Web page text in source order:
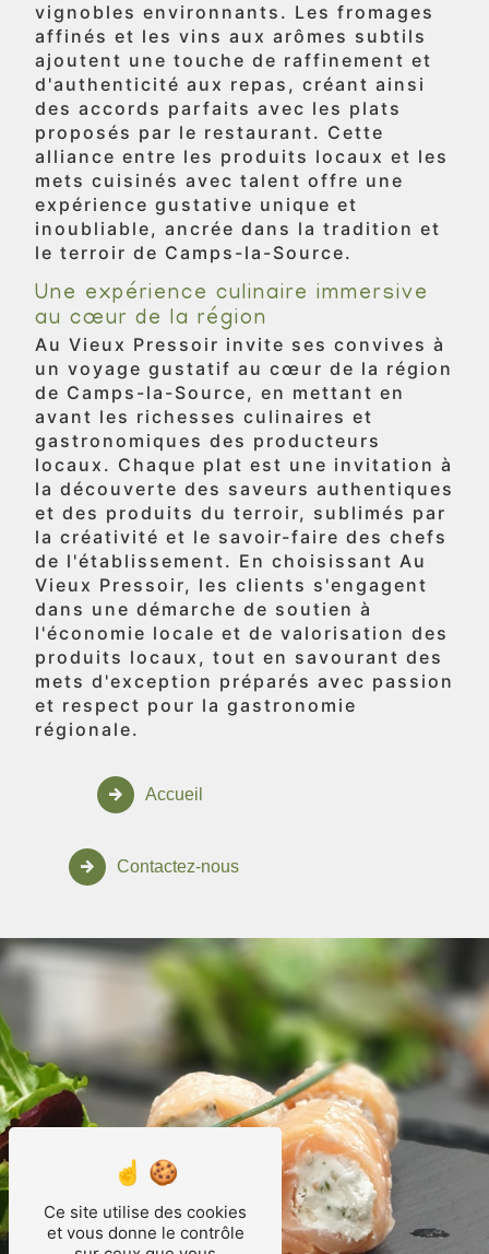
vignobles environnants. Les fromages
affinés et les vins aux arômes subtils
ajoutent une touche de raffinement et
d'authenticité aux repas, créant ainsi
des accords parfaits avec les plats
proposés par le restaurant. Cette
alliance entre les produits locaux et les
mets cuisinés avec talent offre une
expérience gustative unique et
inoubliable, ancrée dans la tradition et
le terroir de Camps-la-Source.
Une expérience culinaire immersive
au cœur de la région
Au Vieux Pressoir invite ses convives à
un voyage gustatif au cœur de la région
de Camps-la-Source, en mettant en
avant les richesses culinaires et
gastronomiques des producteurs
locaux. Chaque plat est une invitation à
la découverte des saveurs authentiques
et des produits du terroir, sublimés par
la créativité et le savoir-faire des chefs
de l'établissement. En choisissant Au
Vieux Pressoir, les clients s'engagent
dans une démarche de soutien à
l'économie locale et de valorisation des
produits locaux, tout en savourant des
mets d'exception préparés avec passion
et respect pour la gastronomie
régionale.
Accueil
Contactez-nous
Ce site utilise des cookies
et vous donne le contrôle